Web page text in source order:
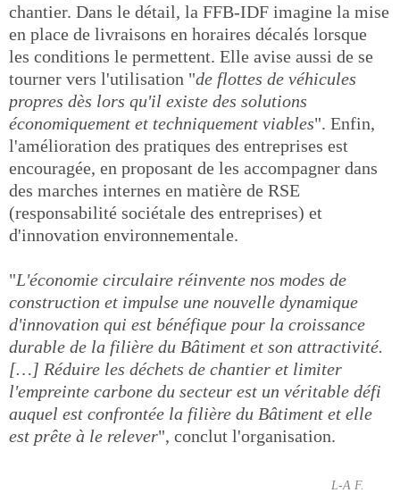
chantier. Dans le détail, la FFB-IDF imagine la mise
en place de livraisons en horaires décalés lorsque
les conditions le permettent. Elle avise aussi de se
tourner vers l'utilisation "de flottes de véhicules
propres dès lors qu'il existe des solutions
économiquement et techniquement viables". Enfin,
l'amélioration des pratiques des entreprises est
encouragée, en proposant de les accompagner dans
des marches internes en matière de RSE
(responsabilité sociétale des entreprises) et
d'innovation environnementale.
"L'économie circulaire réinvente nos modes de
construction et impulse une nouvelle dynamique
d'innovation qui est bénéfique pour la croissance
durable de la filière du Bâtiment et son attractivité.
[…] Réduire les déchets de chantier et limiter
l'empreinte carbone du secteur est un véritable défi
auquel est confrontée la filière du Bâtiment et elle
est prête à le relever", conclut l'organisation.
L-A F.